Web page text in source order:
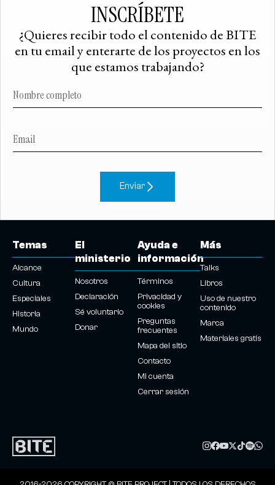
INSCRÍBETE
¿Quieres recibir todo el contenido de BITE
en tu email y enterarte de los proyectos en los
que estamos trabajando?
Enviar
Temas
Alcance
Cultura
Especiales
Historia
Mundo
El
ministerio
Nosotros
Declaración
Sé voluntario
Donar
Ayuda e
información
Términos
Privacidad y
cookies
Preguntas
frecuentes
Mapa del sitio
Contacto
Mi cuenta
Cerrar sesión
Más
Talks
Libros
Uso de nuestro
contenido
Marca
Materiales gratis